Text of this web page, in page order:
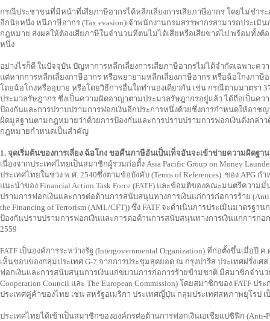
กรณีประชาชนที่มีหน้าที่เสียภาษีอากรได้หลีกเลี่ยงการเสียภาษีอากร โดยไม่ชำร
อีกนัยหนึ่ง หนีภาษีอากร (Tax evasion)เจ้าพนักงานกรมสรรพากรสามารถประเมิ
กฎหมาย ส่งผลให้ต้องเสียภาษีในจำนวนที่ตนไม่ได้เสียหรือเสียขาดไป พร้อมทั้งต้อ
หนึ่ง
อย่างไรก็ดี ในปัจจุบัน ปัญหาการหลีกเลี่ยงการเสียภาษีอากรไม่ได้จำกัดเฉพาะค
แต่หากการหลีกเลี่ยงภาษีอากร หรือพยายามหลีกเลี่ยงภาษีอากร หรือฉ้อโกงภา
โดยฉ้อโกงหรืออุบาย หรือโดยวิธีการอื่นใดทำนองเดียวกัน เช่น กรณีตามมาตรา
ประมวลรัษฎากร ซึ่งเป็นความผิดอาญาตามประมวลรัษฎากรอยู่แล้ว ได้ถือเป็นค
ป้องกันและการปราบปรามการฟอกเงินอีกประการหนึ่งด้วยซึ่งการกำหนดให้อาช
ผิดมูลฐานตามกฎหมายว่าด้วยการป้องกันและการปราบปรามการฟอกเงินดังกล่า
กฎหมายกำหนดเป็นสำคัญ
1. จุดเริ่มต้นของการเลี่ยง ฉ้อโกง ขอคืนภาษีอันเป็นเท็จอันจะเข้าข่ายความผิดฐา
เนื่องจากประเทศไทยเป็นสมาชิกผู้ร่วมก่อตั้ง Asia Pacific Group on Money
ประเทศไทยในช่วง พ.ศ. 2540ซึ่งตามข้อบังคับ (Terms of References) ของ APG
แนะนำของ Financial Action Task Force (FATF) และข้อมติของคณะมนตรีความ
ปรามการฟอกเงินและการต่อต้านการสนับสนุนทางการเงินแก่การก่อการร้าย (Anti-
the Financing of Terrorism (AML/CFT)) ซึ่ง FATF จะดำเนินการประเมินมาตรฐ
ป้องกันปราบปรามการฟอกเงินและการต่อต้านการสนับสนุนทางการเงินแก่การก่อ
2559
FATF เป็นองค์การระหว่างรัฐ (Intergovernmental Organization) ที่ก่อตั้งขึ้นเมื่อปี
เห็นชอบของกลุ่มประเทศ G-7 จากการประชุมสุดยอด ณ กรุงปารีส ประเทศฝรั่งเศ
ฟอกเงินและการสนับสนุนการเงินแก่ขบวนการก่อการร้ายข้ามชาติ มีสมาชิกจำนว
Cooperation Council และ The European Commission) โดยสมาชิกของ FATF ป
ประเทศคู่ค้าของไทย เช่น สหรัฐอเมริกา ประเทศญี่ปุ่น กลุ่มประเทศสหภาพยุโรป เ
ประเทศไทยได้เข้าเป็นสมาชิกขององค์กรต่อต้านการฟอกเงินเอเชียแปซิฟิก (Anti-